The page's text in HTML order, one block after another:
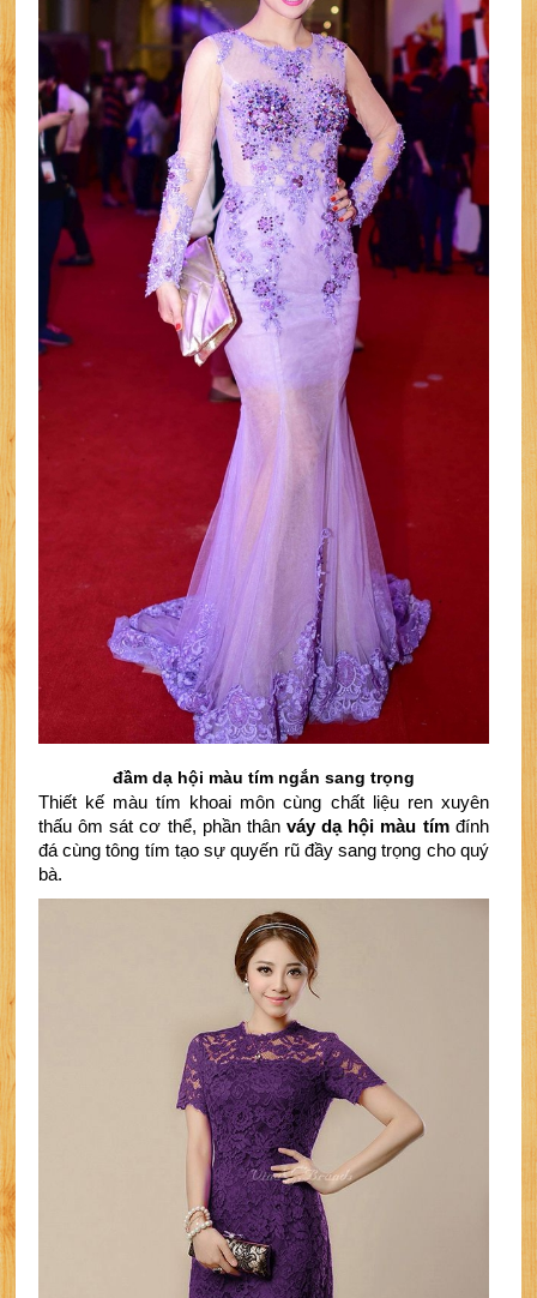
đầm dạ hội màu tím ngắn sang trọng
Thiết kế màu tím khoai môn cùng chất liệu ren xuyên
thấu ôm sát cơ thể, phần thân váy dạ hội màu tím đính
đá cùng tông tím tạo sự quyến rũ đầy sang trọng cho quý
bà.